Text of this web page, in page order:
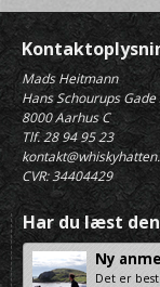
Mads Heitmann
Hans Schourups Gade
8000 Aarhus C
Tlf. 28 94 95 23
CVR: 34404429
Har du læst
Ny
Det er